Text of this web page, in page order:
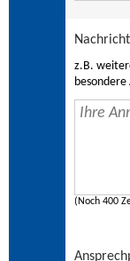
z.B.
(Noch 400